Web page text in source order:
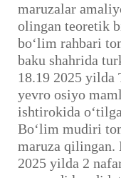
maruzalar
olingan teoretik
bo‘lim rahbari
baku shahrida
18.19 2025 yilda
yevro osiyo
ishtirokida
Bo‘lim mudiri
maruza qilingan.
2025 yilda 2